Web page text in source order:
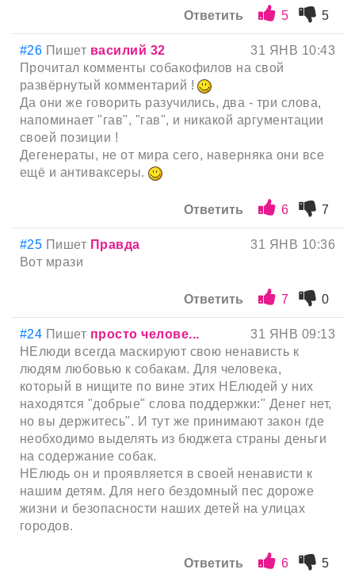
Ответить 5 5
#26 Пишет василий 32
31 ЯНВ 10:43
Прочитал комменты собакофилов на свой
развёрнутый комментарий !
Да они же говорить разучились, два - три слова,
напоминает "гав", "гав", и никакой аргументации
своей позиции !
Дегенераты, не от мира сего, наверняка они все
ещё и антиваксеры.
Ответить 6 7
#25 Пишет Правда
31 ЯНВ 10:36
Вот мрази
Ответить 7 0
#24 Пишет просто челове...
31 ЯНВ 09:13
НЕлюди всегда маскируют свою ненависть к
людям любовью к собакам. Для человека,
который в нищите по вине этих НЕлюдей у них
находятся "добрые" слова поддержки:" Денег нет,
но вы держитесь". И тут же принимают закон где
необходимо выделять из бюджета страны деньги
на содержание собак.
НЕлюдь он и проявляется в своей ненависти к
нашим детям. Для него бездомный пес дороже
жизни и безопасности наших детей на улицах
городов.
Ответить 6 5